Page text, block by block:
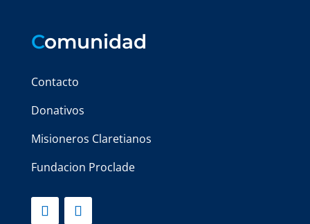
Comunidad
Contacto
Donativos
Misioneros Claretianos
Fundacion Proclade